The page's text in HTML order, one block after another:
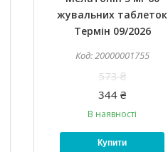
жувальних таблеток
Термін 09/2026
20000001755
573 ₴
344 ₴
В наявності
Купити